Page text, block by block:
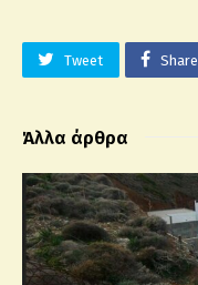
Tweet Share
Άλλα άρθρα